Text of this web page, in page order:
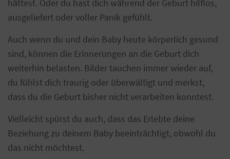
hättest. Oder du hast dich während der Geburt hilflos,
ausgeliefert oder voller Panik gefühlt.
Auch wenn du und dein Baby heute körperlich gesund
sind, können die Erinnerungen an die Geburt dich
weiterhin belasten. Bilder tauchen immer wieder auf,
du fühlst dich traurig oder überwältigt und merkst,
dass du die Geburt bisher nicht verarbeiten konntest.
Vielleicht spürst du auch, dass das Erlebte deine
Beziehung zu deinem Baby beeinträchtigt, obwohl du
das nicht möchtest.